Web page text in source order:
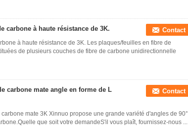
carbone à haute résistance de 3K. Contact
à haute résistance de 3K. Les plaques/feuilles en fibre de
de plusieurs couches de fibre de carbone unidirectionnelle
carbone mate angle en forme de L
Contact
mate 3K Xinnuo propose une grande variété d'angles de 90°
que soit votre demandeS'il vous plaît, fournissez-nous ...